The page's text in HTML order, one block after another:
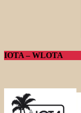
IOTA – WLOTA